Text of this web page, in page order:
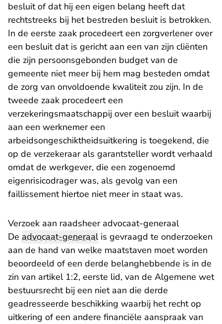
besluit of dat hij een eigen belang heeft dat
rechtstreeks bij het bestreden besluit is betrokken.
In de eerste zaak procedeert een zorgverlener over
een besluit dat is gericht aan een van zijn cliënten
die zijn persoonsgebonden budget van de
gemeente niet meer bij hem mag besteden omdat
de zorg van onvoldoende kwaliteit zou zijn. In de
tweede zaak procedeert een
verzekeringsmaatschappij over een besluit waarbij
aan een werknemer een
arbeidsongeschiktheidsuitkering is toegekend, die
op de verzekeraar als garantsteller wordt verhaald
omdat de werkgever, die een zogenoemd
eigenrisicodrager was, als gevolg van een
faillissement hiertoe niet meer in staat was.
Verzoek aan raadsheer advocaat-generaal
De advocaat-generaalis gevraagd te onderzoeken
aan de hand van welke maatstaven moet worden
beoordeeld of een derde belanghebbende is in de
zin van artikel 1:2, eerste lid, van de Algemene wet
bestuursrecht bij een niet aan die derde
geadresseerde beschikking waarbij het recht op
uitkering of een andere financiële aanspraak van